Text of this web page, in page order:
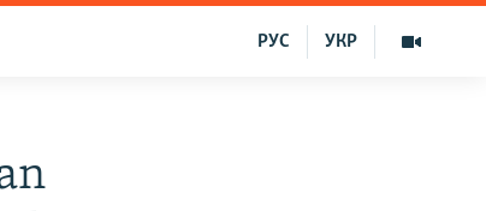
УКР
РУС